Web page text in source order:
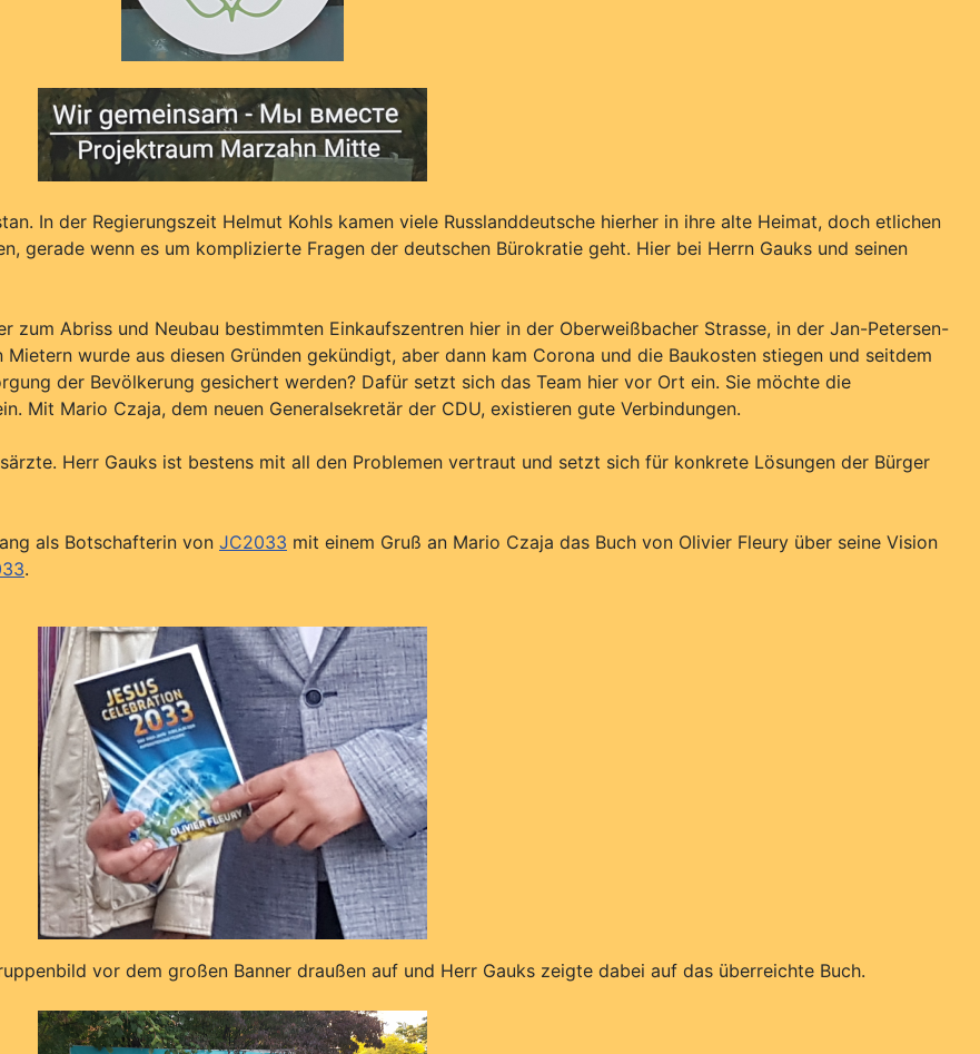
In der Regierungszeit Helmut Kohls kamen viele Russlanddeutsche hierher in ihre alte Heimat, doch etlichen
gerade wenn es um komplizierte Fragen der deutschen Bürokratie geht. Hier bei Herrn Gauks und seinen
zum Abriss und Neubau bestimmten Einkaufszentren hier in der Oberweißbacher Strasse, in der Jan-Petersen-
wurde aus diesen Gründen gekündigt, aber dann kam Corona und die Baukosten stiegen und seitdem
der Bevölkerung gesichert werden? Dafür setzt sich das Team hier vor Ort ein. Sie möchte die
Mit Mario Czaja, dem neuen Generalsekretär der CDU, existieren gute Verbindungen.
Herr Gauks ist bestens mit all den Problemen vertraut und setzt sich für konkrete Lösungen der Bürger
als Botschafterin von JC2033 mit einem Gruß an Mario Czaja das Buch von Olivier Fleury über seine Vision
.
vor dem großen Banner draußen auf und Herr Gauks zeigte dabei auf das überreichte Buch.